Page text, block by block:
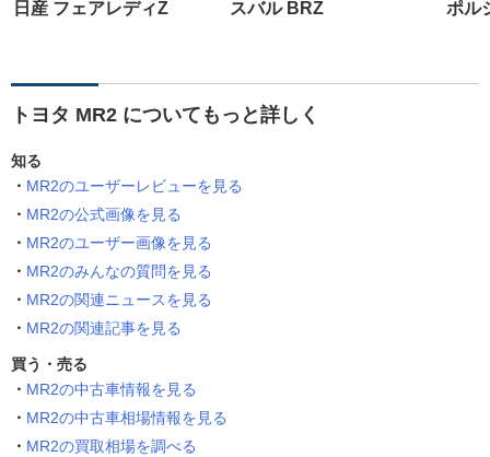
日産 フェアレディZ スバル BRZ ポル
トヨタ MR2 についてもっと詳しく
知る
MR2のユーザーレビューを見る
MR2の公式画像を見る
MR2のユーザー画像を見る
MR2のみんなの質問を見る
MR2の関連ニュースを見る
MR2の関連記事を見る
買う・売る
MR2の中古車情報を見る
MR2の中古車相場情報を見る
MR2の買取相場を調べる